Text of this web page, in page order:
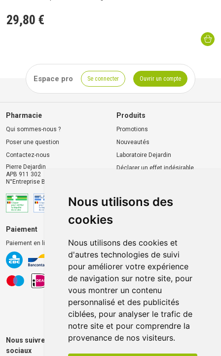
Nous utilisons des
cookies
Nous utilisons des cookies et
d'autres technologies de suivi
pour améliorer votre expérience
de navigation sur notre site, pour
vous montrer un contenu
personnalisé et des publicités
ciblées, pour analyser le trafic de
notre site et pour comprendre la
provenance de nos visiteurs.
29,80 €
Espace pro Se connecter Ouvrir un compte
Pharmacie
Qui sommes-nous ?
Poser une question
Contactez-nous
Pierre Dejardin
APB 911 302
N°Entreprise BE0446.901.764
Produits
Promotions
Nouveautés
Laboratoire Dejardin
Déclarer un effet indésirable
Paiement
Paiement en ligne 100% sécurisé
Livraison chez vous
Livraison dans un Point
d’enlèvement
Retrait dans la pharmacie
Retrait en casiers extérieurs
Nous suivre sur les réseaux
sociaux